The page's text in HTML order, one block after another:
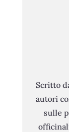
Scritto
autori
sulle